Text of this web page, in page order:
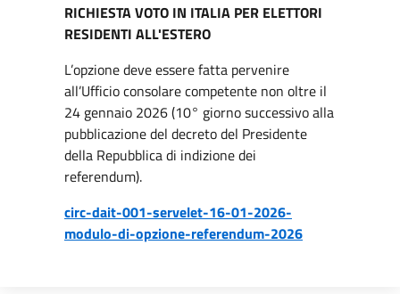
RICHIESTA VOTO IN ITALIA PER ELETTORI
RESIDENTI ALL'ESTERO
L’opzione deve essere fatta pervenire
all’Ufficio consolare competente non oltre il
24 gennaio 2026 (10° giorno successivo alla
pubblicazione del decreto del Presidente
della Repubblica di indizione dei
referendum).
circ-dait-001-servelet-16-01-2026-
modulo-di-opzione-referendum-2026